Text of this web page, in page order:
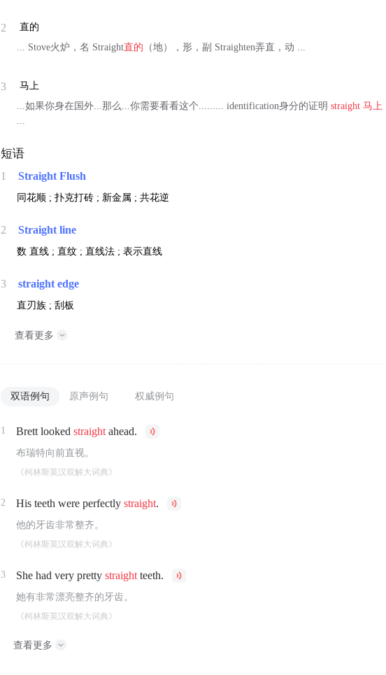
2
直的
... Stove火炉，名 Straight直的 （地），形，副 Straighten弄直，动 ...
3
马上
...如果你身在国外...那么...你需要看看这个......... identification身分的证明straight 马上
短语
1 Straight Flush
同花顺 ; 扑克打砖 ; 新金属 ; 共花逆
2 Straight line
数直线 ; 直纹 ; 直线法 ; 表示直线
3 straight edge
直刃族 ; 刮板
查看更多
双语例句 原声例句 权威例句
1 Brett lookedstraight ahead.
布瑞特向前直视。
《柯林斯英汉双解大词典》
2 His teeth were perfectlystraight.
他的牙齿非常整齐。
《柯林斯英汉双解大词典》
3 She had very prettystraight teeth.
她有非常漂亮整齐的牙齿。
《柯林斯英汉双解大词典》
查看更多